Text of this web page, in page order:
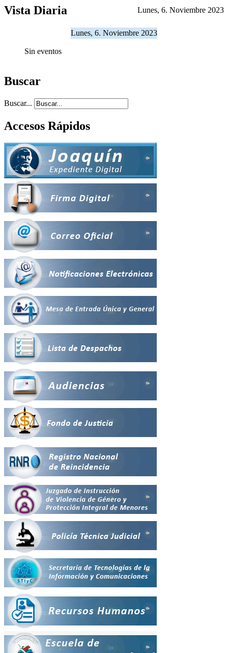
Vista Diaria Lunes, 6. Noviembre 2023
Lunes, 6. Noviembre 2023
Sin eventos
Buscar
Buscar...
Accesos Rápidos